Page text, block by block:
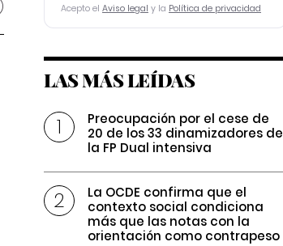
Acepto el Aviso legal y la Política de privacidad
LAS MÁS LEÍDAS
Preocupación por el cese de
20 de los 33 dinamizadores de
la FP Dual intensiva
La OCDE confirma que el
contexto social condiciona
más que las notas con la
orientación como contrapeso